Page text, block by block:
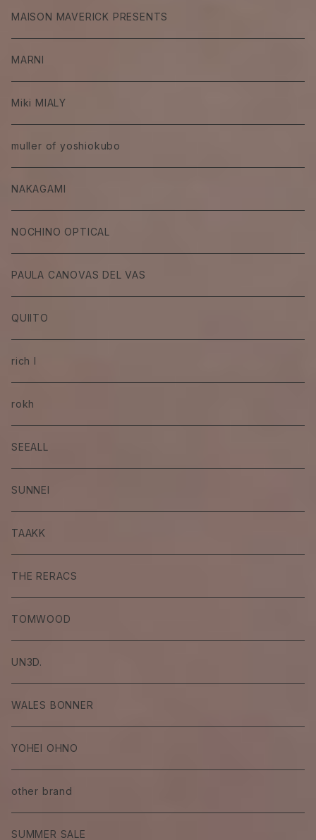
MAISON MAVERICK PRESENTS
MARNI
Miki MIALY
muller of yoshiokubo
NAKAGAMI
NOCHINO OPTICAL
PAULA CANOVAS DEL VAS
QUIITO
rich I
rokh
SEEALL
SUNNEI
TAAKK
THE RERACS
TOMWOOD
UN3D.
WALES BONNER
YOHEI OHNO
other brand
SUMMER SALE